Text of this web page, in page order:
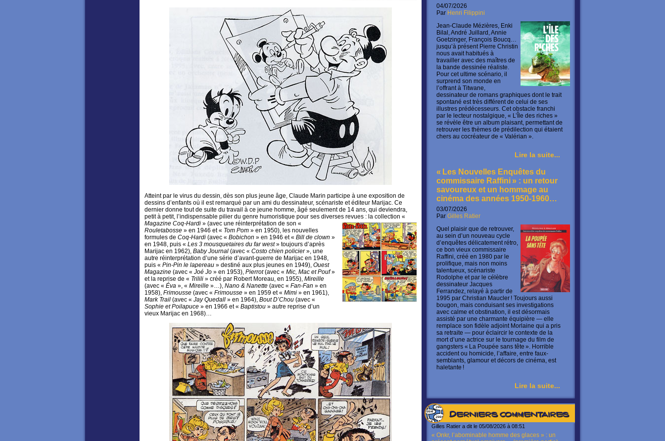
04/07/2026
Par Henri Filippini
Jean-Claude Mézières, Enki
Bilal, André Juillard, Annie
Goetzinger, François Boucq…
jusqu’à présent Pierre Christin
nous avait habitués à
travailler avec des maîtres de
la bande dessinée réaliste.
Pour cet ultime scénario, il
surprend son monde en
l’offrant à Titwane,
dessinateur de romans graphiques dont le trait
spontané est très différent de celui de ses
illustres prédécesseurs. Cet obstacle franchi
par le lecteur nostalgique, « L’Île des riches »
se révèle être un album plaisant, permettant de
retrouver les thèmes de prédilection qui étaient
chers au cocréateur de « Valérian ».
Lire la suite...
« Les Nouvelles Enquêtes du
commissaire Raffini » : un retour
savoureux et un hommage au
cinéma des années 1950-1960…
03/07/2026
Par Gilles Ratier
Quel plaisir que de retrouver,
au sein d’un nouveau cycle
d’enquêtes délicatement rétro,
ce bon vieux commissaire
Raffini, créé en 1980 par le
prolifique, mais non moins
talentueux, scénariste
Rodolphe et par le célèbre
dessinateur Jacques
Ferrandez, relayé à partir de
1995 par Christian Maucler ! Toujours aussi
bougon, mais conduisant ses investigations
avec calme et obstination, il est désormais
assisté par une charmante équipière — elle
remplace son fidèle adjoint Morlaine qui a pris
sa retraite — pour éclaircir le contexte de la
mort d’une actrice sur le tournage du film de
gangsters « La Poupée sans tête ». Horrible
accident ou homicide, l’affaire, entre faux-
semblants, glamour et décors de cinéma, est
haletante !
Lire la suite...
Derniers commentaires
Gilles Ratier a dit le 05/08/2026 à 08:51
« Onkr, l’abominable homme des glaces » : un
Atteint par le virus du dessin, dès son plus jeune âge, Claude Marin participe à une exposition de
dessins d’enfants où il est remarqué par un ami du dessinateur, scénariste et éditeur Marijac. Ce
dernier donne tout de suite du travail à ce jeune homme, âgé seulement de 14 ans, qui deviendra,
petit à petit, l’indispensable pilier du genre humoristique pour ses diverses revues : la collection «
Magazine Coq-Hardi » (avec une réinterprétation de son «
Rouletabosse » en 1946 et « Tom Pom » en 1950), les nouvelles
formules de Coq-Hardi (avec « Bobichon » en 1946 et « Bill de clown »
en 1948, puis « Les 3 mousquetaires du far west» toujours d’après
Marijac en 1962), Baby Journal (avec « Costo chien policier», une
autre réinterprétation d’une série d’avant-guerre de Marijac en 1948,
puis « Pin-Pin le lapereau » destiné aux plus jeunes en 1949), Ouest
Magazine (avec « Joé Jo » en 1953), Pierrot(avec « Mic, Mac et Pouf»
et la reprise de « Trilili » créé par Robert Moreau, en 1955), Mireille
(avec « Éva », « Mireille »…), Nano & Nanette (avec « Fan-Fan » en
1958), Frimousse (avec « Frimousse » en 1959 et « Mimi » en 1961),
Mark Trail (avec « Jay Quedall » en 1964), Bout D’Chou (avec «
Sophie et Poilapuce » en 1966 et « Baptistou » autre reprise d’un
vieux Marijac en 1968)…